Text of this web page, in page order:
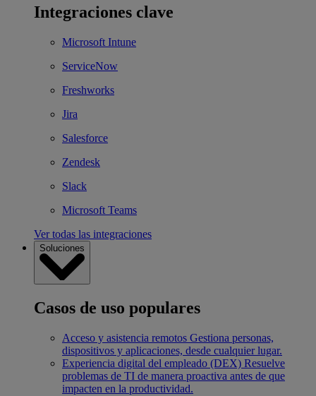
Integraciones clave
Microsoft Intune
ServiceNow
Freshworks
Jira
Salesforce
Zendesk
Slack
Microsoft Teams
Ver todas las integraciones
Soluciones
Casos de uso populares
Acceso y asistencia remotos Gestiona personas,
dispositivos y aplicaciones, desde cualquier lugar.
Experiencia digital del empleado (DEX) Resuelve
problemas de TI de manera proactiva antes de que
impacten en la productividad.